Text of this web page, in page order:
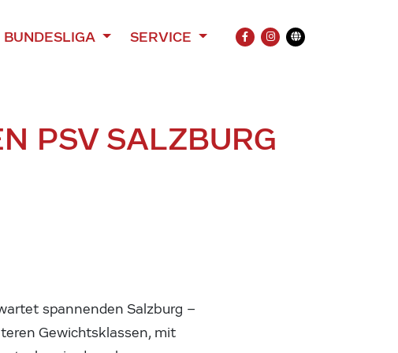
BUNDESLIGA SERVICE
FACEBOOK
INSTAGRAM
Übersetzung
PSV SALZBURG
spannenden Salzburg –
Gewichtsklassen, mit